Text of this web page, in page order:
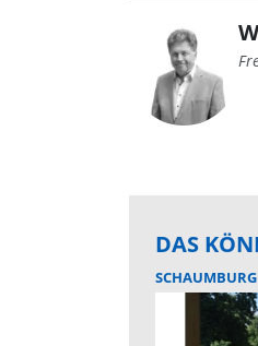
DAS
SCHAUMBURG